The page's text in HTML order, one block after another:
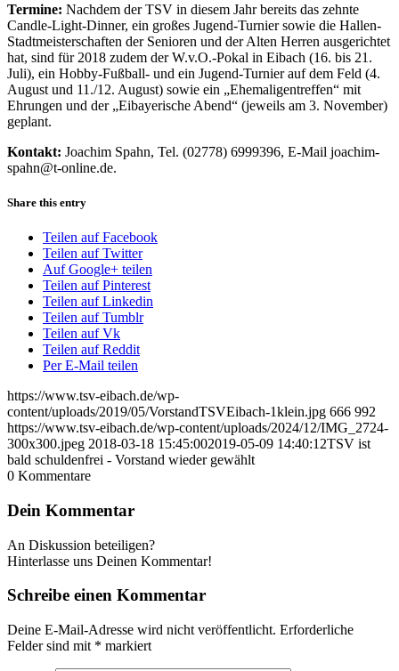
Termine: Nachdem der TSV in diesem Jahr bereits das zehnte
Candle-Light-Dinner, ein großes Jugend-Turnier sowie die Hallen-
Stadtmeisterschaften der Senioren und der Alten Herren ausgerichtet
hat, sind für 2018 zudem der W.v.O.-Pokal in Eibach (16. bis 21.
Juli), ein Hobby-Fußball- und ein Jugend-Turnier auf dem Feld (4.
August und 11./12. August) sowie ein „Ehemaligentreffen“ mit
Ehrungen und der „Eibayerische Abend“ (jeweils am 3. November)
geplant.
Kontakt: Joachim Spahn, Tel. (02778) 6999396, E-Mail joachim-
spahn@t-online.de.
Share this entry
Teilen auf Facebook
Teilen auf Twitter
Auf Google+ teilen
Teilen auf Pinterest
Teilen auf Linkedin
Teilen auf Tumblr
Teilen auf Vk
Teilen auf Reddit
Per E-Mail teilen
https://www.tsv-eibach.de/wp-
content/uploads/2019/05/VorstandTSVEibach-1klein.jpg 666 992
https://www.tsv-eibach.de/wp-content/uploads/2024/12/IMG_2724-
300x300.jpeg 2018-03-18 15:45:002019-05-09 14:40:12TSV ist
bald schuldenfrei - Vorstand wieder gewählt
0 Kommentare
Dein Kommentar
An Diskussion beteiligen?
Hinterlasse uns Deinen Kommentar!
Schreibe einen Kommentar
Deine E-Mail-Adresse wird nicht veröffentlicht. Erforderliche
Felder sind mit * markiert